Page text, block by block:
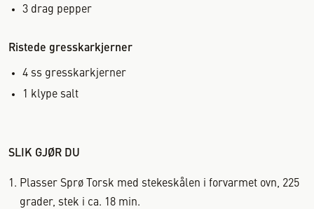
3 drag pepper
Ristede gresskarkjerner
4 ss gresskarkjerner
1
klype salt
SLIK GJØR DU
Plasser Sprø Torsk med stekeskålen i forvarmet ovn, 225
grader, stek i ca. 18 min.